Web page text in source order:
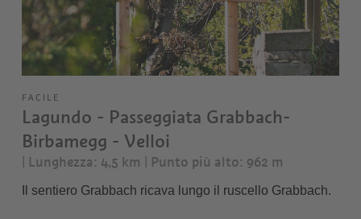
FACILE
Lagundo - Passeggiata Grabbach-
Birbamegg - Velloi
| Lunghezza: 4,5 km | Punto più alto: 962 m
Il sentiero Grabbach ricava lungo il ruscello Grabbach.